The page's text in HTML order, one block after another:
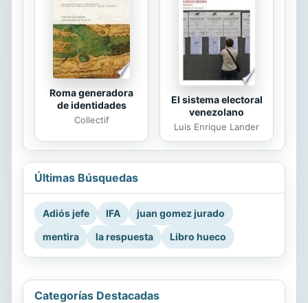
Roma generadora
de identidades
Collectif
El sistema electoral
venezolano
Luis Enrique Lander
Últimas Búsquedas
Adiós jefe IFA
juan gomez jurado
mentira
la respuesta Libro hueco
Categorías Destacadas